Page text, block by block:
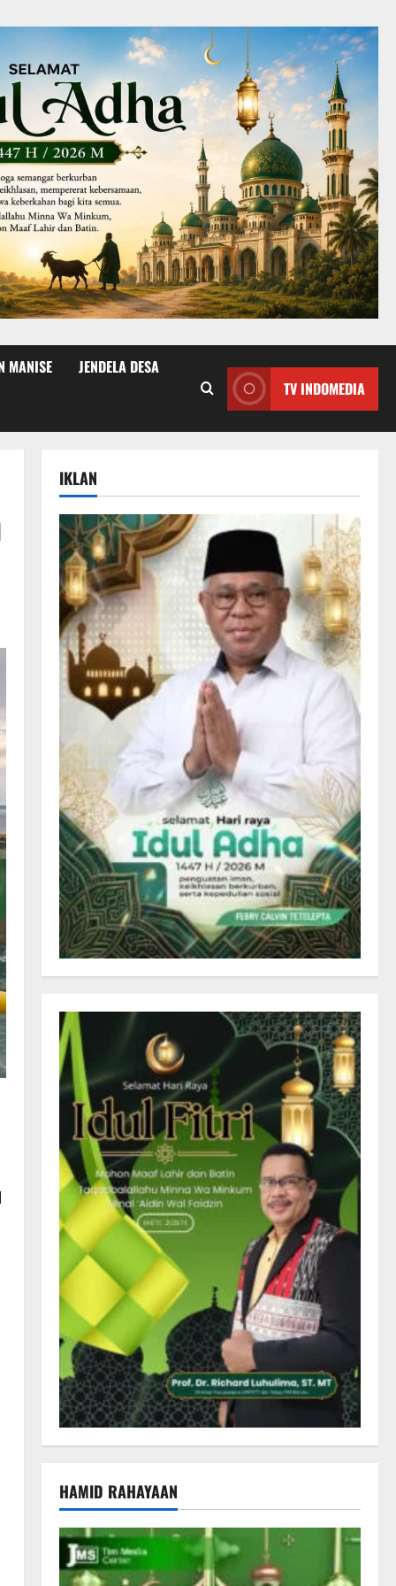
MANISE
JENDELA DESA
TV INDOMEDIA
IKLAN
HAMID RAHAYAAN